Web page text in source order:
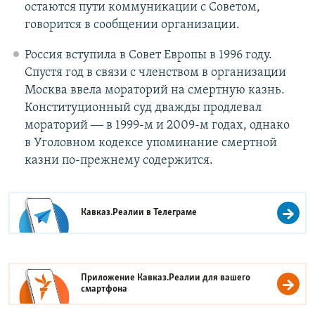
остаются пути коммуникации с Советом,
говорится в сообщении организации.
Россия вступила в Совет Европы в 1996 году.
Спустя год в связи с членством в организации
Москва ввела мораторий на смертную казнь.
Конституционный суд дважды продлевал
мораторий ― в 1999-м и 2009-м годах, однако
в Уголовном кодексе упоминание смертной
казни по-прежнему содержится.
Кавказ.Реалии вТелеграме
Приложение Кавказ.Реалии для вашего
смартфона